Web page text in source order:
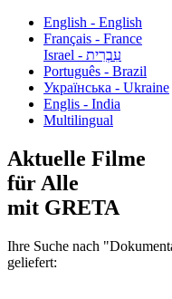
English - English
Français - France
עִבְרִית - Israel
Português - Brazil
Українська - Ukraine
Englis - India
Multilingual
Aktuelle Filme
für Alle
mit GRETA
Ihre Suche nach
geliefert: